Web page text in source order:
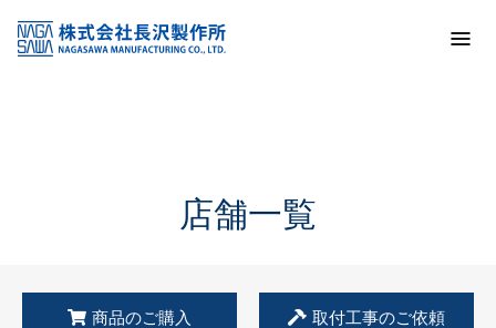
KSS加盟店・取扱店情報
店舗一覧
店舗一覧
商品のご購入 取付工事のご依頼